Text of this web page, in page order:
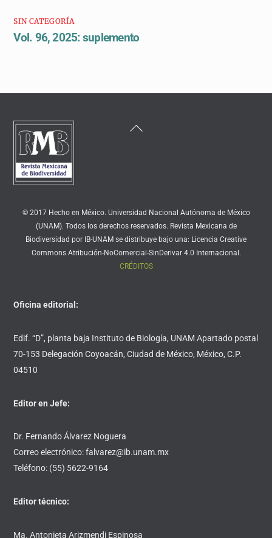
SIN CATEGORÍA
Vol. 96, 2025: suplemento
Back
© 2017 Hecho en México. Universidad Nacional Autónoma de México
(UNAM). Todos los derechos reservados. Revista Mexicana de
Biodiversidad por IB-UNAM se distribuye bajo una: Licencia Creative
Commons Atribución-NoComercial-SinDerivar 4.0 Internacional.
CRÉDITOS
Oficina editorial:
Edif. “D”, planta baja Instituto de Biología, UNAM Apartado postal
70-153 Delegación Coyoacán, Ciudad de México, México, C.P.
04510
Editor en Jefe:
Dr. Fernando Álvarez Noguera
Correo electrónico: falvarez@ib.unam.mx
Teléfono: (55) 5622-9164
Editor técnico:
Ma. Antonieta Arizmendi Espinosa